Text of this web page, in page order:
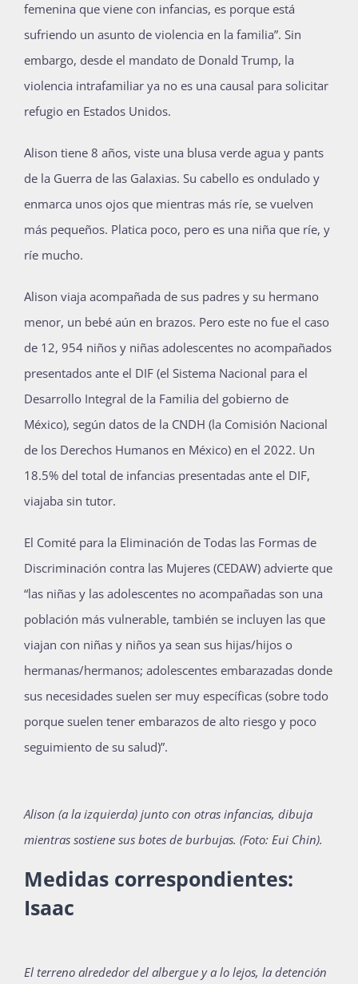
femenina que viene con infancias, es porque está
sufriendo un asunto de violencia en la familia”. Sin
embargo, desde el mandato de Donald Trump, la
violencia intrafamiliar ya no es una causal para solicitar
refugio en Estados Unidos.
Alison tiene 8 años, viste una blusa verde agua y pants
de la Guerra de las Galaxias. Su cabello es ondulado y
enmarca unos ojos que mientras más ríe, se vuelven
más pequeños. Platica poco, pero es una niña que ríe, y
ríe mucho.
Alison viaja acompañada de sus padres y su hermano
menor, un bebé aún en brazos. Pero este no fue el caso
de 12, 954 niños y niñas adolescentes no acompañados
presentados ante el DIF (el Sistema Nacional para el
Desarrollo Integral de la Familia del gobierno de
México), según datos de la CNDH (la Comisión Nacional
de los Derechos Humanos en México) en el 2022. Un
18.5% del total de infancias presentadas ante el DIF,
viajaba sin tutor.
El Comité para la Eliminación de Todas las Formas de
Discriminación contra las Mujeres (CEDAW) advierte que
“las niñas y las adolescentes no acompañadas son una
población más vulnerable, también se incluyen las que
viajan con niñas y niños ya sean sus hijas/hijos o
hermanas/hermanos; adolescentes embarazadas donde
sus necesidades suelen ser muy específicas (sobre todo
porque suelen tener embarazos de alto riesgo y poco
seguimiento de su salud)”.
Alison (a la izquierda) junto con otras infancias, dibuja
mientras sostiene sus botes de burbujas. (Foto: Eui Chin).
Medidas correspondientes:
Isaac
El terreno alrededor del albergue y a lo lejos, la detención